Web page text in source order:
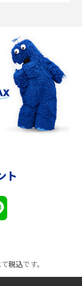
いている方の特
メリット・デメリ
トを解説
や選び方を解説
ト
税込です。